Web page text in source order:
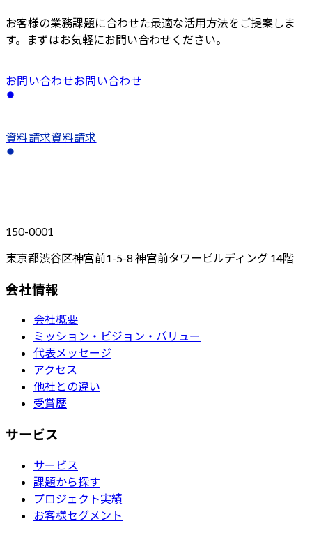
お客様の業務課題に合わせた最適な活用方法をご提案しま
す。まずはお気軽にお問い合わせください。
お問い合わせお問い合わせ
資料請求資料請求
150-0001
東京都渋谷区神宮前1-5-8 神宮前タワービルディング 14階
会社情報
会社概要
ミッション・ビジョン・バリュー
代表メッセージ
アクセス
他社との違い
受賞歴
サービス
サービス
課題から探す
プロジェクト実績
お客様セグメント